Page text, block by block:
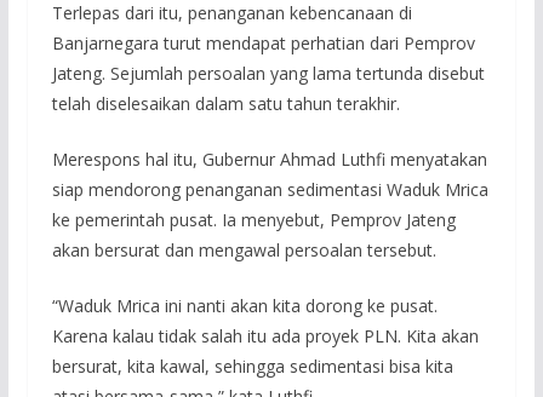
Terlepas dari itu, penanganan kebencanaan di
Banjarnegara turut mendapat perhatian dari Pemprov
Jateng. Sejumlah persoalan yang lama tertunda disebut
telah diselesaikan dalam satu tahun terakhir.
Merespons hal itu, Gubernur Ahmad Luthfi menyatakan
siap mendorong penanganan sedimentasi Waduk Mrica
ke pemerintah pusat. Ia menyebut, Pemprov Jateng
akan bersurat dan mengawal persoalan tersebut.
“Waduk Mrica ini nanti akan kita dorong ke pusat.
Karena kalau tidak salah itu ada proyek PLN. Kita akan
bersurat, kita kawal, sehingga sedimentasi bisa kita